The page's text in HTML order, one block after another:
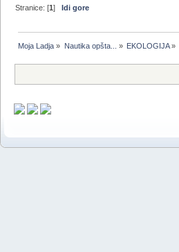
Stranice: [1]Idi gore
Moja Ladja » Nautika opšta... » EKOLOGIJA»